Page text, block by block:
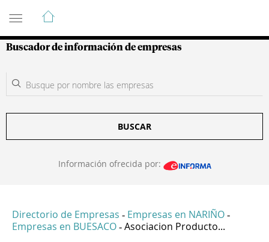
Guía de Empresas Colombianas
Buscador de información de empresas
BUSCAR
Información ofrecida por:
Directorio de Empresas - Empresas en NARIÑO -
Empresas en BUESACO - Asociacion Producto...